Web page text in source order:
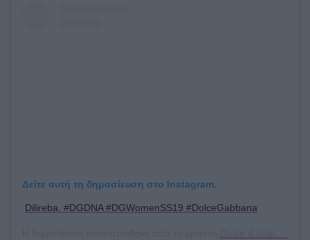
Δείτε αυτή τη δημοσίευση στο Instagram.
Dilireba. #DGDNA #DGWomenSS19 #DolceGabbana